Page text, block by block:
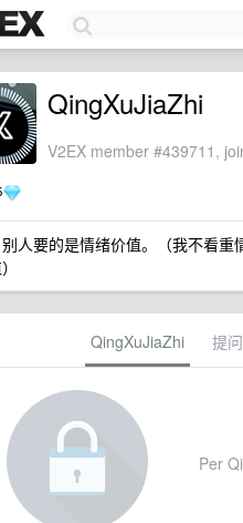
QingXuJiaZhi
V2EX member #439711,
人要的是情绪价值。（我不看
QingXuJiaZhi 提问
Per